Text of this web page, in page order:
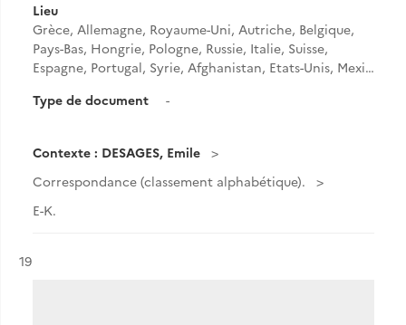
Lieu
Grèce, Allemagne, Royaume-Uni, Autriche, Belgique,
Pays-Bas, Hongrie, Pologne, Russie, Italie, Suisse,
Espagne, Portugal, Syrie, Afghanistan, Etats-Unis, Mexi…
Type de document
-
Contexte : DESAGES, Emile
Correspondance (classement alphabétique).
E-K.
Résultat n°
19